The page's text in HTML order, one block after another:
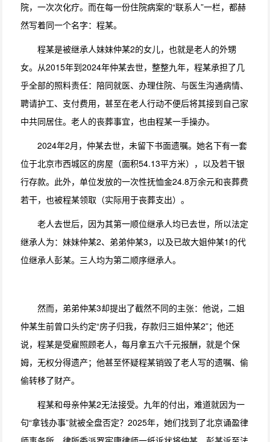
院，一次次化疗。而在每一份住院病案的“联系人”一栏，都赫
然写着同一个名字：程某。
程某是被继承人妹妹仲某2的女儿，也就是老人的外甥
女。从2015年到2024年仲某去世，整整九年，程某承担了几
乎全部的照料责任：陪同就医、办理住院、与医生沟通病情、
聘请护工、支付费用，甚至在老人行动不便后将其接到自己家
中共同居住。老人的丧葬事宜，也由程某一手操办。
2024年2月，仲某去世，未留下书面遗嘱。她名下有一套
位于北京市西城区的房屋（面积54.13平方米），以及若干银
行存款。此外，单位发放的一次性抚恤金24.8万余元和丧葬费
若干，也被程某领取（实际用于丧葬支出）。
老人去世后，因为其第一顺位继承人均已去世，所以法定
继承人为：妹妹仲某2、弟弟仲某3，以及已故大姐仲某1的代
位继承人彭某。三人均为第二顺序继承人。
然而，弟弟仲某3却提出了截然不同的主张：他说，二姐
仲某生前曾口头约定“房子归我，存款归三姐仲某2”；他还
说，程某是受雇照顾老人，每月拿五六千元报酬，就是个保
姆，无权分得遗产；他甚至怀疑程某销毁了老人写的遗嘱、偷
偷转移了财产。
程某和母亲仲某2无法接受。九年的付出，难道就因为一
句“拿钱办事”就被全盘否定？2025年，她们找到了北京诵盈律